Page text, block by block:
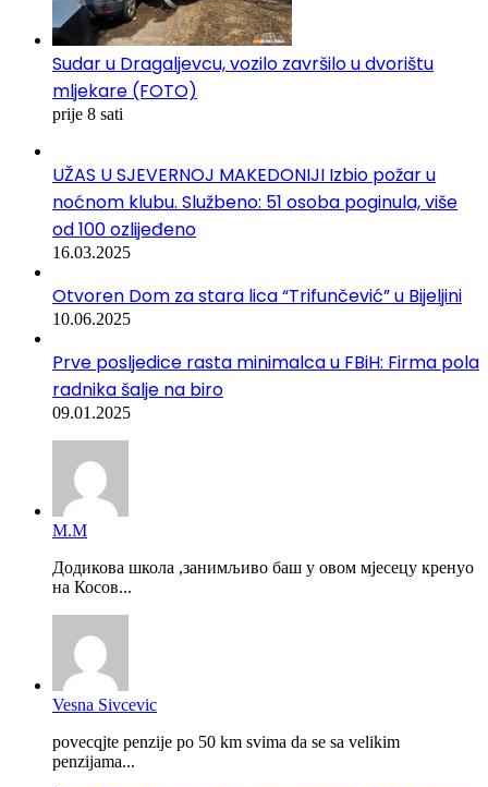
Sudar u Dragaljevcu, vozilo završilo u dvorištu
mljekare (FOTO)
prije 8 sati
UŽAS U SJEVERNOJ MAKEDONIJI Izbio požar u
noćnom klubu. Službeno: 51 osoba poginula, više
od 100 ozlijeđeno
16.03.2025
Otvoren Dom za stara lica “Trifunčević” u Bijeljini
10.06.2025
Prve posljedice rasta minimalca u FBiH: Firma pola
radnika šalje na biro
09.01.2025
М.М
Додикова школа ,занимљиво баш у овом мјесецу кренуо
на Косов...
Vesna Sivcevic
povecqjte penzije po 50 km svima da se sa velikim
penzijama...